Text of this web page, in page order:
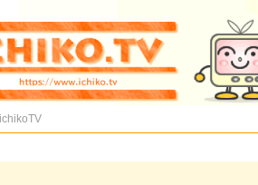
ichikoTV